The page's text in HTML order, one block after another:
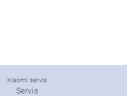
Xiaomi servis
Servis